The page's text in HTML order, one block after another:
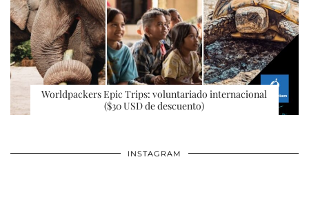
Worldpackers Epic Trips: voluntariado internacional
($30 USD de descuento)
INSTAGRAM